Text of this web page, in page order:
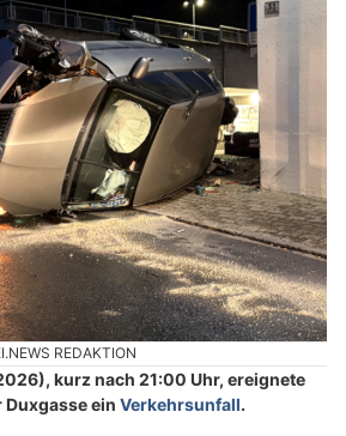
REDAKTION
kurz nach 21:00 Uhr, ereignete
Duxgasse ein Verkehrsunfall.